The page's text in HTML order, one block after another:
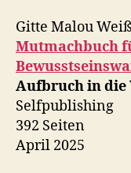
Gitte Malou Weiß
Mutmachbuch
Aufbruch in
Selfpublishing
392 Seiten
April 2025